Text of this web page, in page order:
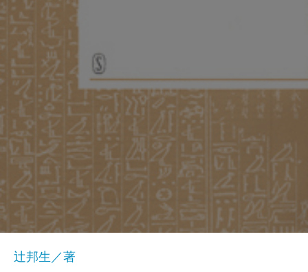
辻邦生／著